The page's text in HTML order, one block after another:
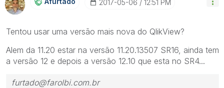
‎2017-05-06 12:51 PM
Tentou usar uma versão mais nova do QlikView?
Alem da 11.20 estar na versão 11.20.13507 SR16, ainda tem
a versão 12 e depois a versão 12.10 que esta no SR4...
furtado@farolbi.com.br